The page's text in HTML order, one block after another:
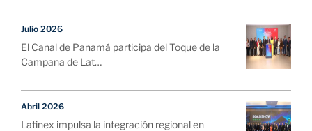
Julio 2026
El Canal de Panamá participa del Toque de la
Campana de Lat…
Abril 2026
Latinex impulsa la integración regional en